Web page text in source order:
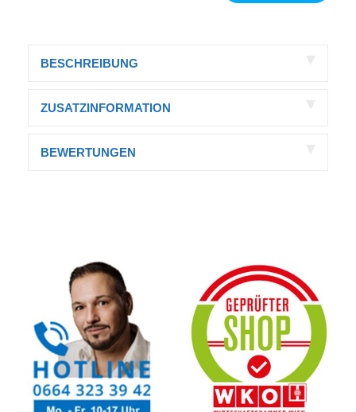
BESCHREIBUNG
ZUSATZINFORMATION
BEWERTUNGEN